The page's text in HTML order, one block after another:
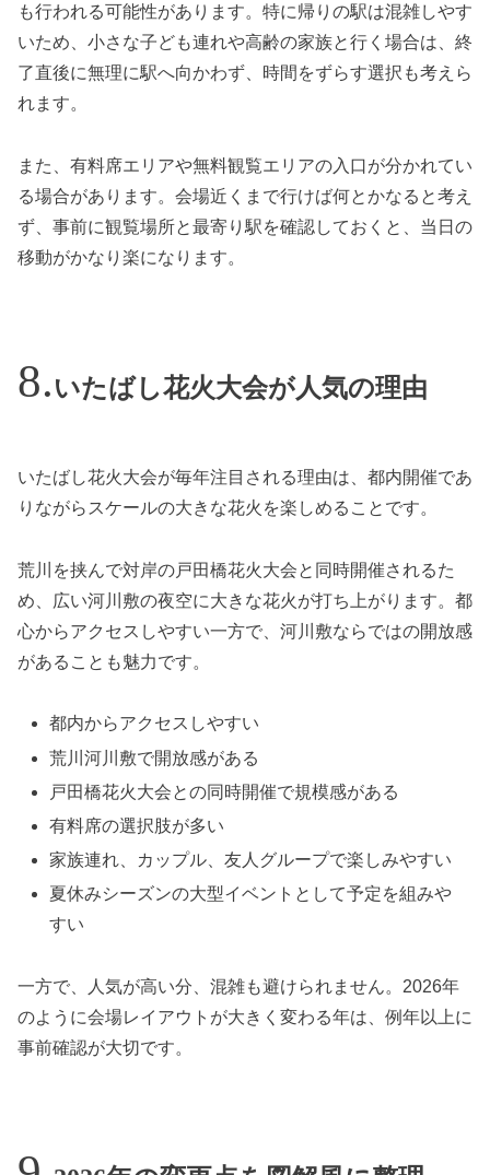
も行われる可能性があります。特に帰りの駅は混雑しやす
いため、小さな子ども連れや高齢の家族と行く場合は、終
了直後に無理に駅へ向かわず、時間をずらす選択も考えら
れます。
また、有料席エリアや無料観覧エリアの入口が分かれてい
る場合があります。会場近くまで行けば何とかなると考え
ず、事前に観覧場所と最寄り駅を確認しておくと、当日の
移動がかなり楽になります。
いたばし花火大会が人気の理由
いたばし花火大会が毎年注目される理由は、都内開催であ
りながらスケールの大きな花火を楽しめることです。
荒川を挟んで対岸の戸田橋花火大会と同時開催されるた
め、広い河川敷の夜空に大きな花火が打ち上がります。都
心からアクセスしやすい一方で、河川敷ならではの開放感
があることも魅力です。
都内からアクセスしやすい
荒川河川敷で開放感がある
戸田橋花火大会との同時開催で規模感がある
有料席の選択肢が多い
家族連れ、カップル、友人グループで楽しみやすい
夏休みシーズンの大型イベントとして予定を組みや
すい
一方で、人気が高い分、混雑も避けられません。2026年
のように会場レイアウトが大きく変わる年は、例年以上に
事前確認が大切です。